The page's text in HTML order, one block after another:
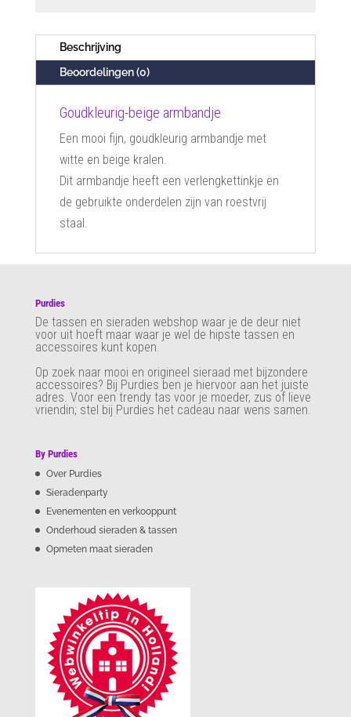
Beschrijving
Beoordelingen (0)
Goudkleurig-beige armbandje
Een mooi fijn, goudkleurig armbandje met
witte en beige kralen.
Dit armbandje heeft een verlengkettinkje en
de gebruikte onderdelen zijn van roestvrij
staal.
Purdies
De tassen en sieraden webshop waar je de deur niet
voor uit hoeft maar waar je wel de hipste tassen en
accessoires kunt kopen.
Op zoek naar mooi en origineel sieraad met bijzondere
accessoires? Bij Purdies ben je hiervoor aan het juiste
adres. Voor een trendy tas voor je moeder, zus of lieve
vriendin; stel bij Purdies het cadeau naar wens samen.
By Purdies
Over Purdies
Sieradenparty
Evenementen en verkooppunt
Onderhoud sieraden & tassen
Opmeten maat sieraden